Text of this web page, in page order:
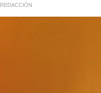
REDACCIÓN